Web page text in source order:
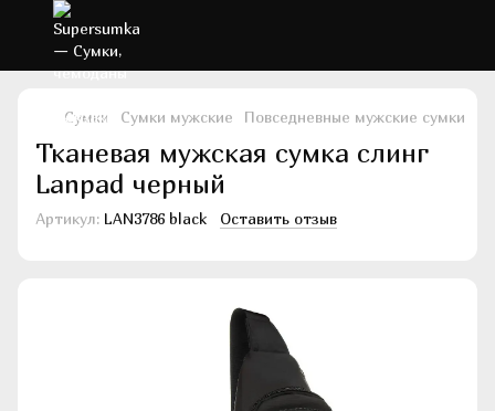
Сумки Сумки мужские Повседневные мужские сумки
Тканевая мужская сумка слинг
Lanpad черный
Артикул: LAN3786 black Оставить отзыв